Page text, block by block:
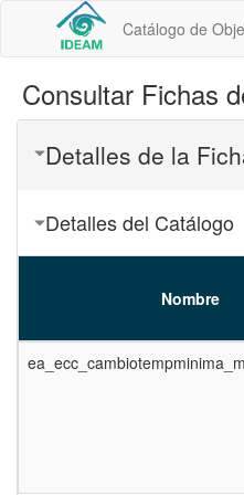
Catálogo de
Consultar Fichas
Detalles de la
Detalles del Catálogo
Nombre